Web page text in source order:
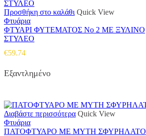
Προσθήκη στο καλάθι Quick View
Φτυάρια
ΦΤΥΑΡΙ ΦΥΤΕΜΑΤΟΣ Νο 2 ΜΕ ΞΥΛΙΝΟ
ΣΤΥΛΕΟ
€59.74
Εξαντλημένο
Διαβάστε περισσότερα Quick View
Φτυάρια
ΠΑΤΟΦΤΥΑΡΟ ΜΕ ΜΥΤΗ ΣΦΥΡΗΛΑΤΟ